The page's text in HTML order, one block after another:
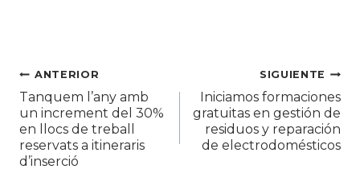
Navegación
de
entradas
ANTERIOR
Tanquem l’any amb
un increment del 30%
en llocs de treball
reservats a itineraris
d’inserció
SIGUIENTE
Iniciamos formaciones
gratuitas en gestión de
residuos y reparación
de electrodomésticos